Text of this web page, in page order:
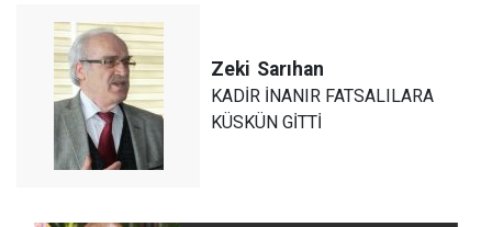
Zeki Sarıhan
KADİR İNANIR FATSALILARA
KÜSKÜN GİTTİ